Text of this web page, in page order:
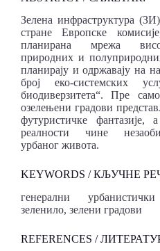
Зелена инфраструктура
стране Европске
планирана мрежа
природних и
планирају и одржавају на
број еко-системских
биодиверзитета“. Пре
озелењени градови
футуристичке
реалности чине
урбаног живота.
KEYWORDS / КЉУЧНЕ
генерални
зеленило, зелени градови
REFERENCES /